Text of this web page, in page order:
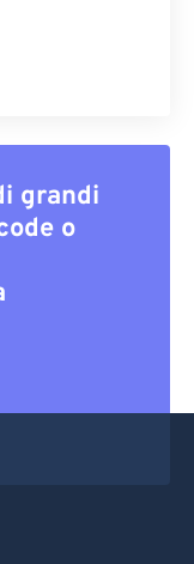
grandi
o